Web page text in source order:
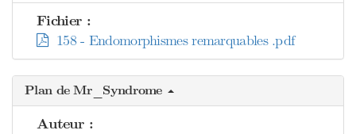
Fichier :
158 - Endomorphismes remarquables .pdf
Plan de Mr_Syndrome
Auteur :